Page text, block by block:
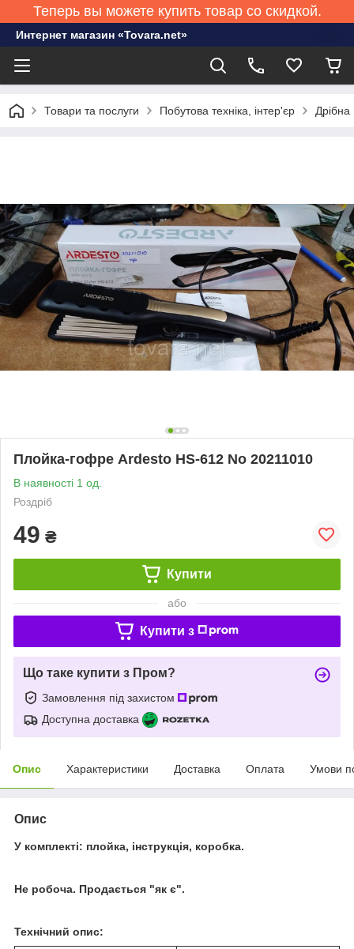
Теперь вы можете купить товар со скидкой.
Интернет магазин «Tovara.net»
Товари та послуги Побутова техніка, інтер'єр Дрібна
Плойка-гофре Ardesto HS-612 No 20211010
В наявності 1 од.
Роздріб
49 ₴
Купити
або
Купити з
Що таке купити з Пром?
Замовлення під захистом
Доступна доставка
Опис Характеристики Доставка Оплата Умови
Опис
У комплекті: плойка, інструкція, коробка.
Не робоча. Продається "як є".
Технічний опис: